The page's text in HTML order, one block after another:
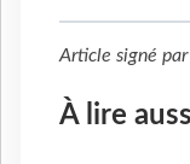
Article signé par
À lire